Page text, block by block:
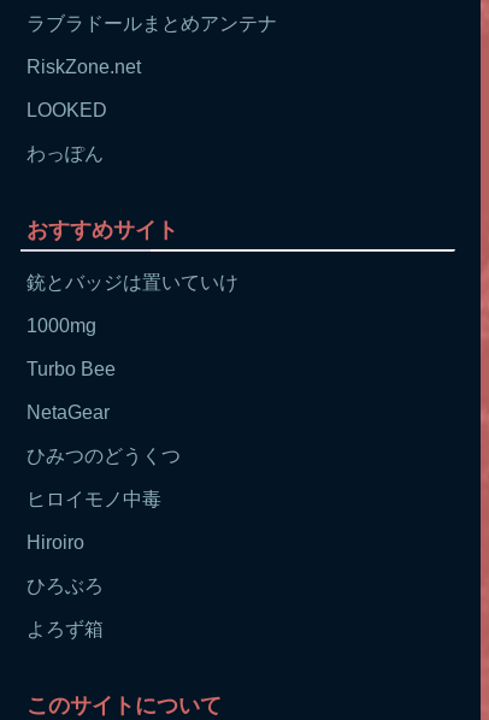
ラブラドールまとめアンテナ
RiskZone.net
LOOKED
わっぽん
おすすめサイト
銃とバッジは置いていけ
1000mg
Turbo Bee
NetaGear
ひみつのどうくつ
ヒロイモノ中毒
Hiroiro
ひろぶろ
よろず箱
このサイトについて